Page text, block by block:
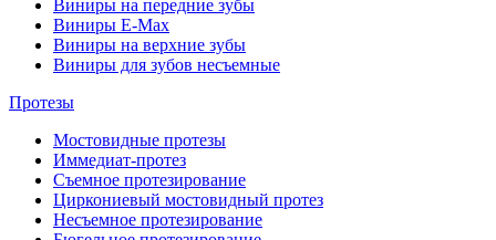
Виниры на передние зубы
Виниры E-Max
Виниры на верхние зубы
Виниры для зубов несъемные
Протезы
Мостовидные протезы
Иммедиат-протез
Съемное протезирование
Циркониевый мостовидный протез
Несъемное протезирование